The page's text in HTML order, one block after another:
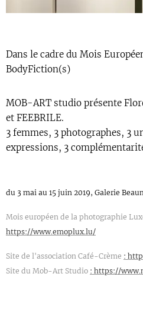
Dans le cadre du Mois
BodyFiction(s)
MOB-ART studio présente
et FEEBRILE.
3 femmes, 3 photographes, 3
expressions, 3
du 3 mai au 15 juin 2019, Galerie
Mois européen de la photographie
https://www.emoplux.lu/
Site de l'association Café-Crème :
Site du Mob-Art Studio : https://